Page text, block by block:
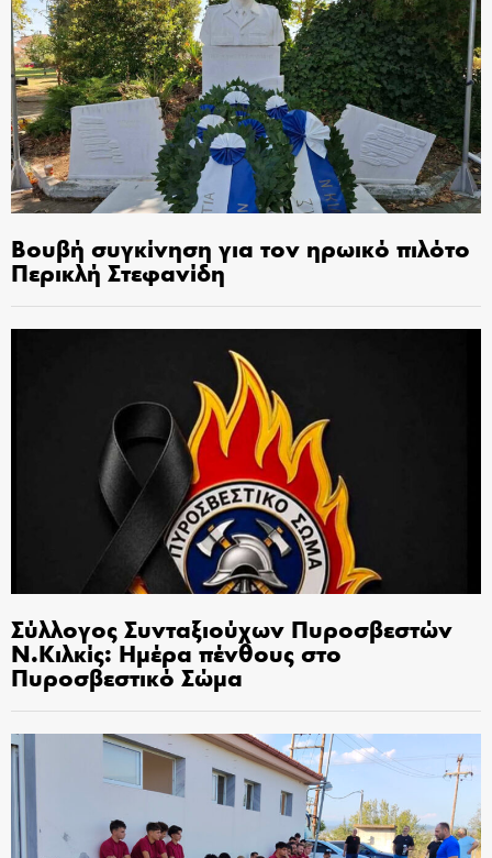
Βουβή συγκίνηση για τον ηρωικό πιλότο
Περικλή Στεφανίδη
Σύλλογος Συνταξιούχων Πυροσβεστών
Ν.Κιλκίς: Ημέρα πένθους στο
Πυροσβεστικό Σώμα